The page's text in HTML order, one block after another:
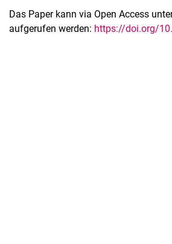
Das Paper kann via Open Access
aufgerufen werden: https://doi.org/